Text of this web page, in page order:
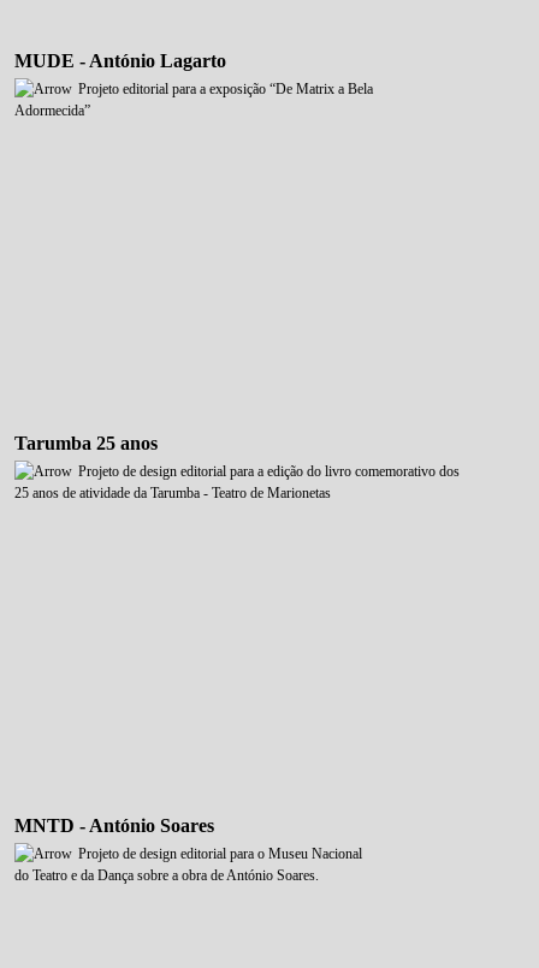
MUDE - António Lagarto
Projeto editorial para a exposição “De Matrix a Bela
Adormecida”
Tarumba 25 anos
Projeto de design editorial para a edição do livro comemorativo dos
25 anos de atividade da Tarumba - Teatro de Marionetas
MNTD - António Soares
Projeto de design editorial para o Museu Nacional
do Teatro e da Dança sobre a obra de António Soares.